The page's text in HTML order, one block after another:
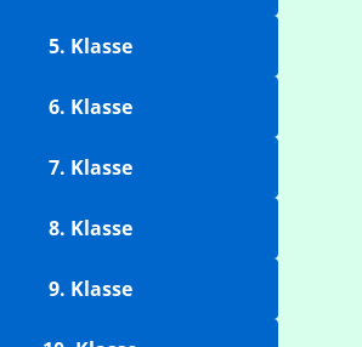
5. Klasse
6. Klasse
7. Klasse
8. Klasse
9. Klasse